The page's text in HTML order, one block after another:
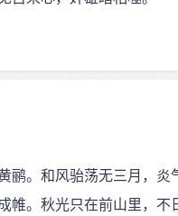
鹂。和风骀荡无三月，炎
帷。秋光只在前山里，不